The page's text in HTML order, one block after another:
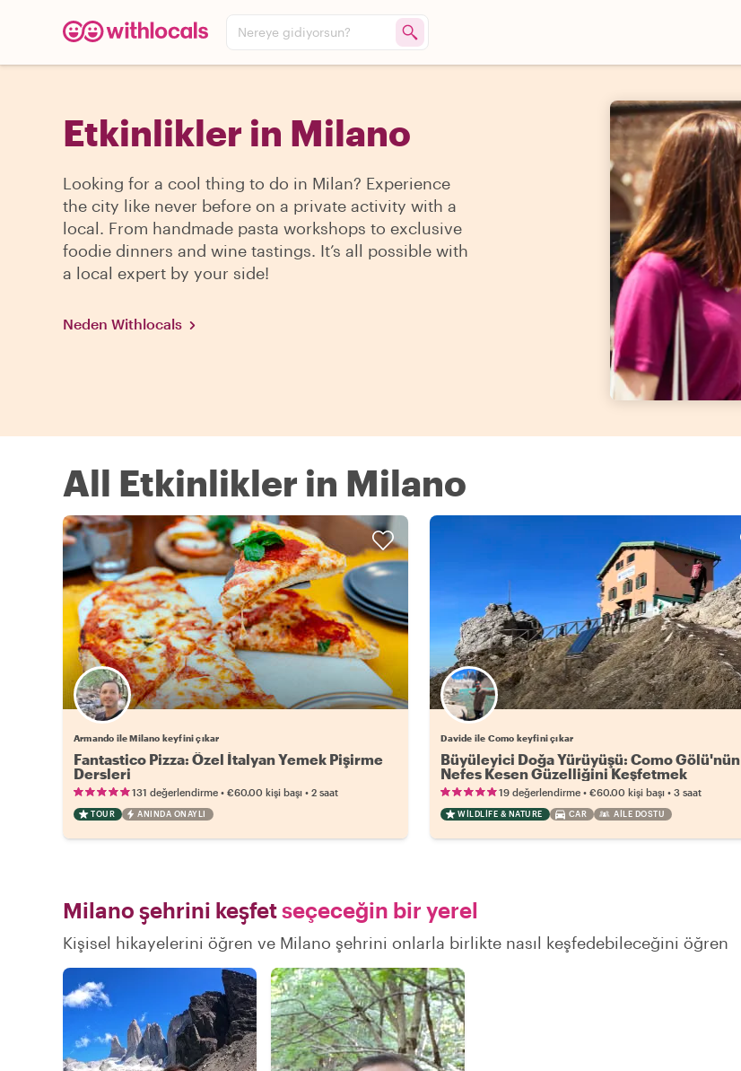
Nereye gidiyorsun?
Etkinlikler in Milano
Looking for a cool thing to do in Milan? Experience
the city like never before on a private activity with a
local. From handmade pasta workshops to exclusive
foodie dinners and wine tastings. It’s all possible with
a local expert by your side!
Neden Withlocals
All Etkinlikler in Milano
Armando ile Milano keyfini çıkar
Fantastico Pizza: Özel İtalyan Yemek Pişirme
Dersleri
131 değerlendirme • €60.00 kişi başı • 2 saat
TOUR ANINDA ONAYLI
Davide ile Como keyfini çıkar
Büyüleyici Doğa Yürüyüşü: Como Gölü'nün
Nefes Kesen Güzelliğini Keşfetmek
19 değerlendirme •€60.00 kişi başı •3 saat
WILDLIFE & NATURE CAR AILE DOSTU
Milano şehrini keşfetseçeceğin bir yerel
Kişisel hikayelerini öğren ve Milano şehrini onlarla birlikte nasıl keşfedebileceğini öğren